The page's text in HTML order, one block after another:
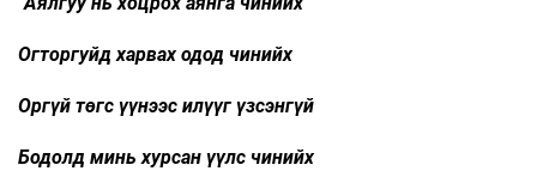
Огторгуйд харвах одод чинийх
Оргүй төгс үүнээс илүүг үзсэнгүй
Бодолд минь хурсан үүлс чинийх